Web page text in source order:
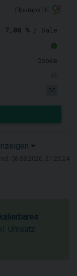
Elpumps DE
7,00 % / Sale
Cookie
Umsatz-